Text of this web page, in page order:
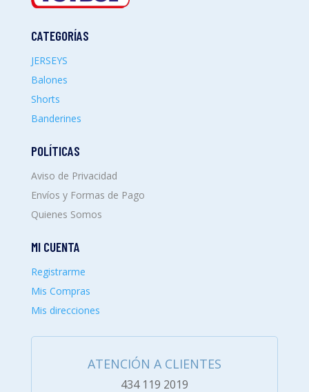
CATEGORÍAS
JERSEYS
Balones
Shorts
Banderines
POLÍTICAS
Aviso de Privacidad
Envíos y Formas de Pago
Quienes Somos
MI CUENTA
Registrarme
Mis Compras
Mis direcciones
ATENCIÓN A CLIENTES
434 119 2019